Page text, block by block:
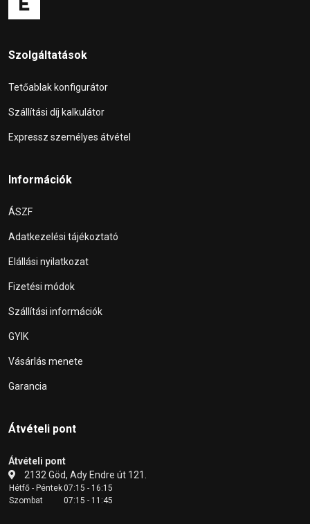
Szolgáltatások
Tetőablak konfigurátor
Szállítási díj kalkulátor
Expressz személyes átvétel
Információk
ÁSZF
Adatkezelési tájékoztató
Elállási nyilatkozat
Fizetési módok
Szállítási információk
GYIK
Vásárlás menete
Garancia
Átvételi pont
Átvételi pont
2132 Göd, Ady Endre út 121.
Hétfő - Péntek07:15 - 16:15
Szombat
07:15 - 11:45